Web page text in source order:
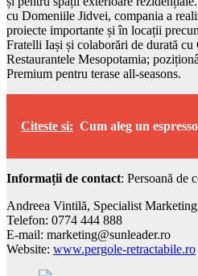
cu Domeniile Jidvei, compania a
proiecte importante și în locații
Fratelli Iași și colaborări de durată
Restaurantele Mesopotamia;
Premium pentru terase all-seasons.
Citeste si: Cum aleg un
Informații de contact: Persoană de
Andreea Vintilă, Specialist
Telefon: 0774 444 888
E-mail: marketing@sunleader.ro
Website: www.pergole-retractabile.ro